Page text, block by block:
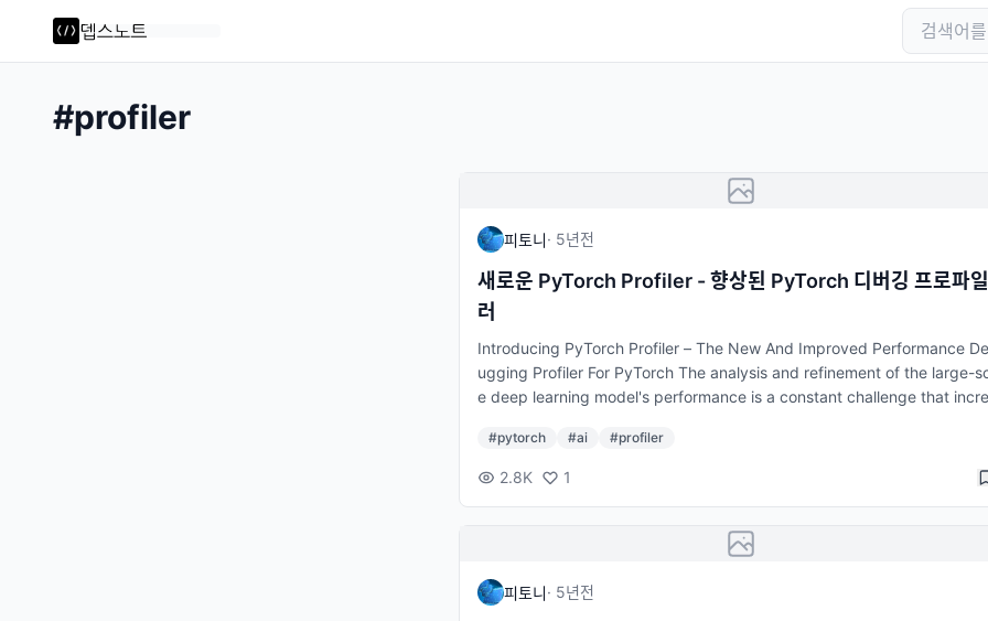
#profiler
피토니· 5년전
새로운 PyTorch Profiler - 향상된 PyTorch 디버깅 프로파일
러
Introducing PyTorch Profiler – The New And Improved Performance
ugging Profiler For PyTorch The analysis and refinement of the large-
e deep learning model's performance is a constant challenge that
urces, PyTorch users had a hard time overcoming this problem. There w
ere common GPU hardware-level debugging tools, but PyTorch-
e data to retrieve the missing information. The PyTorch Profiler came to
performance investigations of large-scale deep learning models. What
#pytorch #ai #profiler
2.8K 1
피토니· 5년전